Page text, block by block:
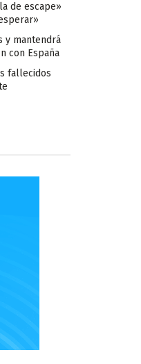
de escape»
y mantendrá
con España
fallecidos